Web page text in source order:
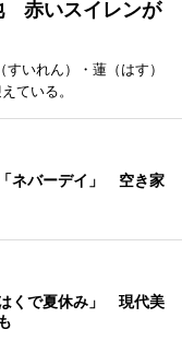
赤いスイレンが
いれん）・蓮（はす）
ている。
ネバーデイ」 空き家
くで夏休み」 現代美